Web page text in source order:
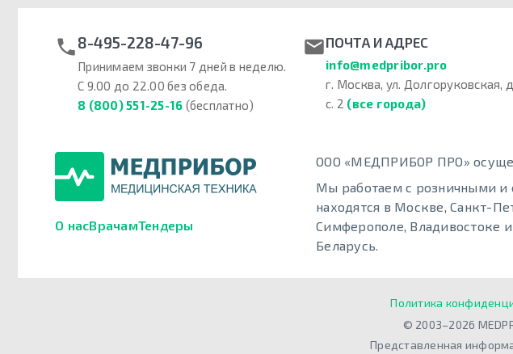
8-495-228-47-96
Принимаем звонки 7 дней в неделю.
С 9.00 до 22.00 без обеда.
8 (800) 551-25-16 (бесплатно)
ПОЧТА И АДРЕС
info@medpribor.pro
г. Москва, ул. Долгоруковская,
с. 2 (все города)
О насВрачамТендеры
ООО «МЕДПРИБОР ПРО»
Мы работаем с розничными
находятся в Москве, Санкт-
Симферополе, Владивостоке
Беларусь.
Политика
© 2003–2026
Представленная